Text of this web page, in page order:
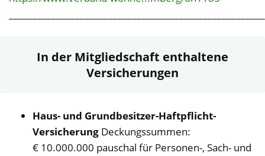
In der Mitgliedschaft enthaltene
Versicherungen
Haus- und Grundbesitzer-Haftpflicht-
Versicherung Deckungssummen:
€ 10.000.000 pauschal für Personen-, Sach- und